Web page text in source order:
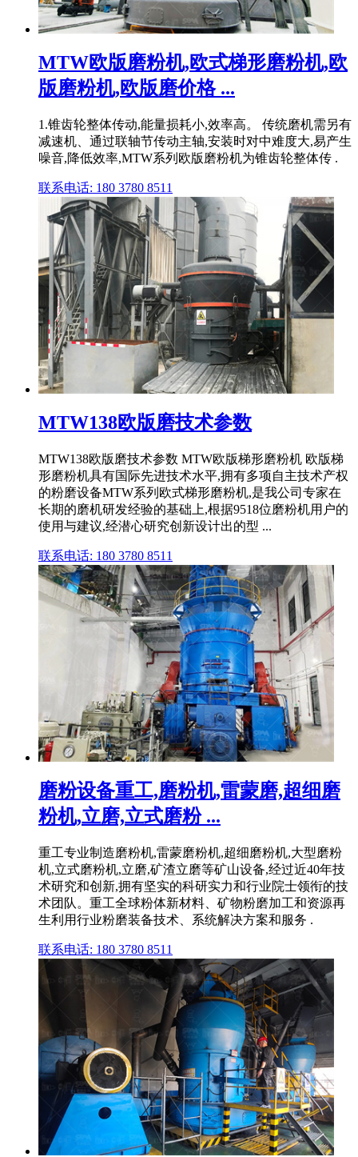
MTW欧版磨粉机,欧式梯形磨粉机,欧
版磨粉机,欧版磨价格 ...
1.锥齿轮整体传动,能量损耗小,效率高。 传统磨机需另有
减速机、通过联轴节传动主轴,安装时对中难度大,易产生
噪音,降低效率,MTW系列欧版磨粉机为锥齿轮整体传 .
联系电话: 180 3780 8511
MTW138欧版磨技术参数
MTW138欧版磨技术参数 MTW欧版梯形磨粉机 欧版梯
形磨粉机具有国际先进技术水平,拥有多项自主技术产权
的粉磨设备MTW系列欧式梯形磨粉机,是我公司专家在
长期的磨机研发经验的基础上,根据9518位磨粉机用户的
使用与建议,经潜心研究创新设计出的型 ...
联系电话: 180 3780 8511
磨粉设备重工,磨粉机,雷蒙磨,超细磨
粉机,立磨,立式磨粉 ...
重工专业制造磨粉机,雷蒙磨粉机,超细磨粉机,大型磨粉
机,立式磨粉机,立磨,矿渣立磨等矿山设备,经过近40年技
术研究和创新,拥有坚实的科研实力和行业院士领衔的技
术团队。重工全球粉体新材料、矿物粉磨加工和资源再
生利用行业粉磨装备技术、系统解决方案和服务 .
联系电话: 180 3780 8511